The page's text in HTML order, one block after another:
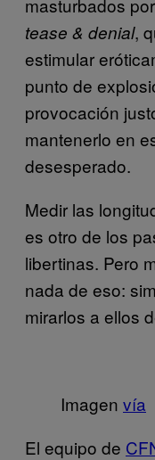
tease & denial,
estimular
punto de
provocación
mantenerlo en
desesperado.
Medir las
es otro de los
libertinas. Pero
nada de eso:
mirarlos a ellos
Imagen vía
El equipo de